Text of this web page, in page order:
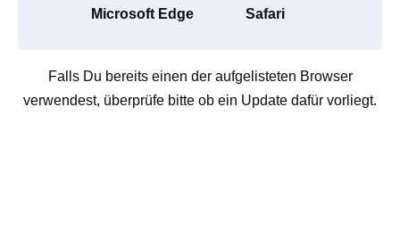
Microsoft Edge Safari
Falls Du bereits einen der aufgelisteten Browser
verwendest, überprüfe bitte ob ein Update dafür vorliegt.